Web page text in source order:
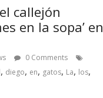
callejón
en la sopa’ en
0 Comments
, diego, en, gatos, La, los,